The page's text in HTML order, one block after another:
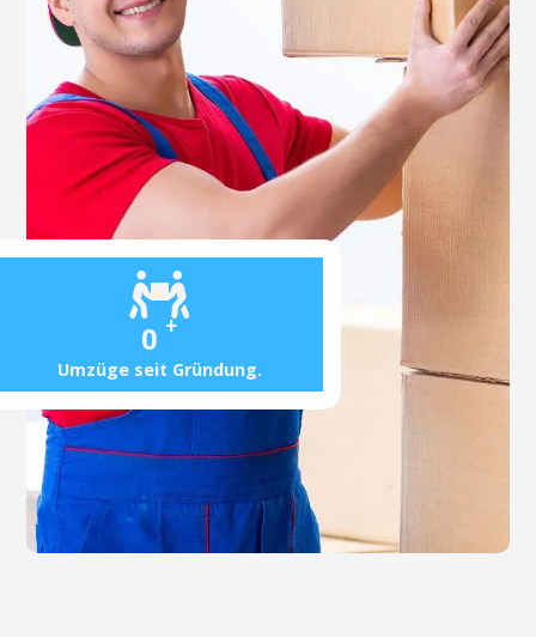
0 +
Umzüge seit Gründung.